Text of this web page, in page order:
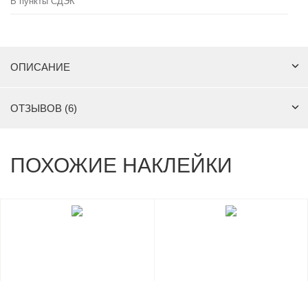
ОПИСАНИЕ
ОТЗЫВОВ (6)
ПОХОЖИЕ НАКЛЕЙКИ